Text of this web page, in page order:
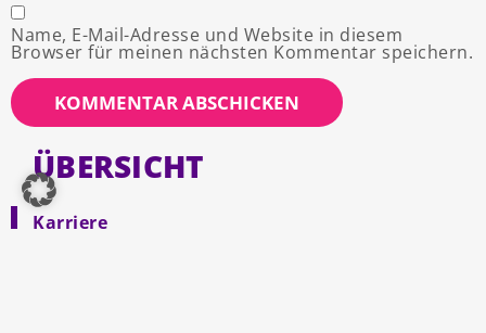
Name, E-Mail-Adresse und Website in diesem
Browser für meinen nächsten Kommentar speichern.
ÜBERSICHT
Karriere